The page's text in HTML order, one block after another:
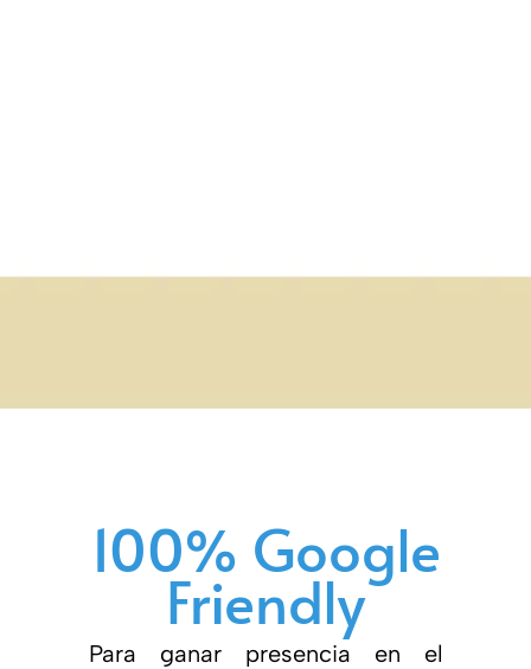
100% Google
Friendly
Para ganar presencia en el